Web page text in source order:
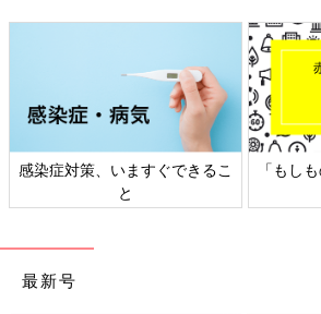
感染症対策、いますぐできるこ
と
「もし
最新号